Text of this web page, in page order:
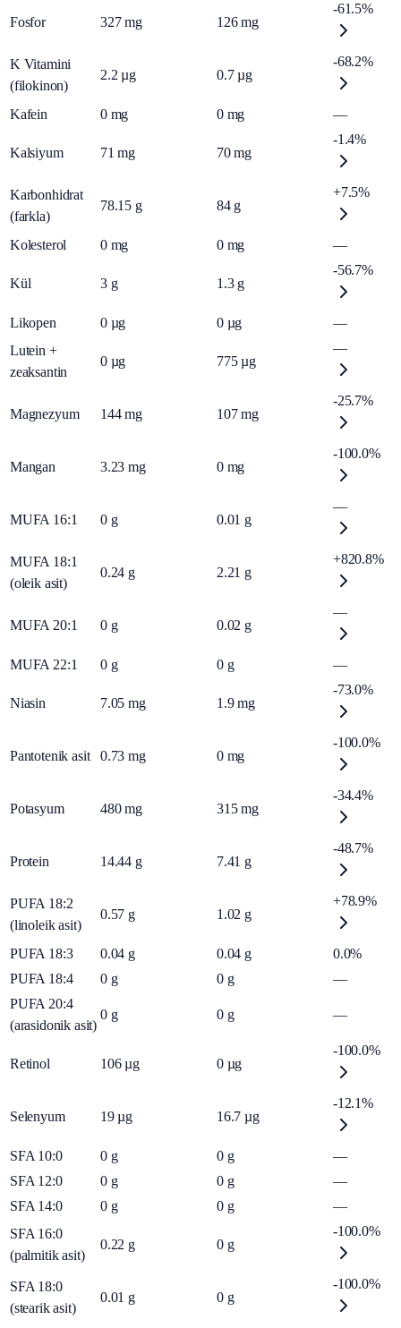
Fosfor 327 mg 126 mg
-61.5%
K Vitamini
(filokinon)
2.2 µg 0.7 µg
-68.2%
Kafein 0 mg 0 mg —
Kalsiyum 71 mg 70 mg
-1.4%
Karbonhidrat
(farkla)
78.15 g 84 g
+7.5%
Kolesterol 0 mg 0 mg —
Kül 3 g 1.3 g
-56.7%
Likopen 0 µg 0 µg
—
Lutein +
zeaksantin
0 µg 775 µg
—
Magnezyum 144 mg 107 mg
-25.7%
Mangan 3.23 mg 0 mg
-100.0%
MUFA 16:1 0 g 0.01 g
—
MUFA 18:1
(oleik asit)
0.24 g 2.21 g
+820.8%
MUFA 20:1 0 g 0.02 g
—
MUFA 22:1 0 g 0 g —
Niasin 7.05 mg 1.9 mg
-73.0%
Pantotenik asit 0.73 mg 0 mg
-100.0%
Potasyum 480 mg 315 mg
-34.4%
Protein 14.44 g 7.41 g
-48.7%
PUFA 18:2
(linoleik asit)
0.57 g 1.02 g
+78.9%
PUFA 18:3 0.04 g 0.04 g
0.0%
PUFA 18:4
0 g 0 g
—
PUFA 20:4
(arasidonik asit)
0 g 0 g —
Retinol 106 µg 0 µg
-100.0%
Selenyum 19 µg 16.7 µg
-12.1%
SFA 10:0 0 g 0 g
—
SFA 12:0
0 g 0 g
—
SFA 14:0
0 g 0 g
—
SFA 16:0
(palmitik asit)
0.22 g 0 g
-100.0%
SFA 18:0
(stearik asit)
0.01 g 0 g
-100.0%